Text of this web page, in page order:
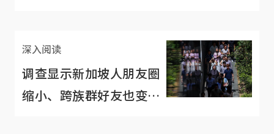
深入阅读
调查显示新加坡人朋友圈
缩小、跨族群好友也变